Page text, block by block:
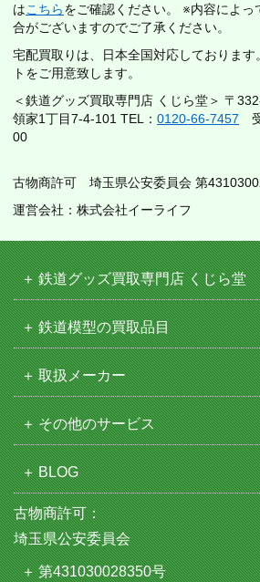
はこちらをご確認ください。 ※内容によっ
合がございますのでご了承ください。
宅配買取りは、日本全国対応しておりま
トをご用意致します。
＜鉄道グッズ買取専門店 くじら堂＞ 〒
領家1丁目7-4-101 TEL： 0120-66-7457
00
古物商許可 埼玉県公安委員会 第
運営会社：株式会社イーライフ
鉄道グッズ買取専門店 くじら堂
鉄道模型の買取品目
取扱メーカー
その他のサービス
BLOG
古物商許可：
埼玉県公安委員会
第431030028350号